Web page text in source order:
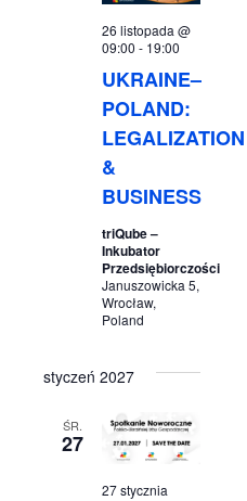
UKRAINE–
POLAND:
LEGALIZATION
&
BUSINESS
26 listopada @
09:00 - 19:00
triQube –
Inkubator
Przedsiębiorczości
Januszowicka 5,
Wrocław,
Poland
styczeń 2027
ŚR.
27
27 stycznia